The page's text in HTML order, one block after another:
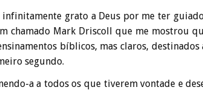
infinitamente grato a Deus por me ter
chamado Mark Driscoll que me mostrou
bíblicos, mas claros,
segundo.
a a todos os que tiverem vontade e